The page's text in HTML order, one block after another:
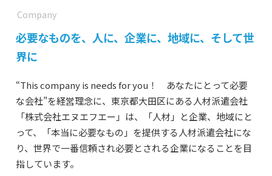
NFAの特徴
会社案内
3MINUTE NFA
代表挨拶
会社概要
Company
必要なものを、人に、企業に、地域に、そして世
界に
“This company is needs for you！ あなたにとって必要
な会社”を経営理念に、東京都大田区にある人材派遣会社
「株式会社エヌエフエー」は、「人材」と企業、地域にと
って、「本当に必要なもの」を提供する人材派遣会社にな
り、世界で一番信頼され必要とされる企業になることを目
指しています。